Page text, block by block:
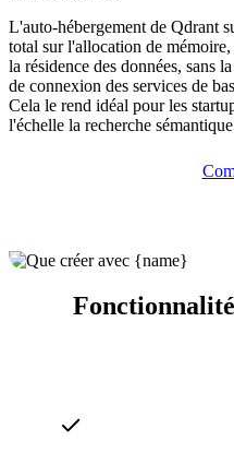
L'auto-hébergement de Qdrant
total sur l'allocation de
la résidence des données, sans
de connexion des services de
Cela le rend idéal pour les
l'échelle la recherche